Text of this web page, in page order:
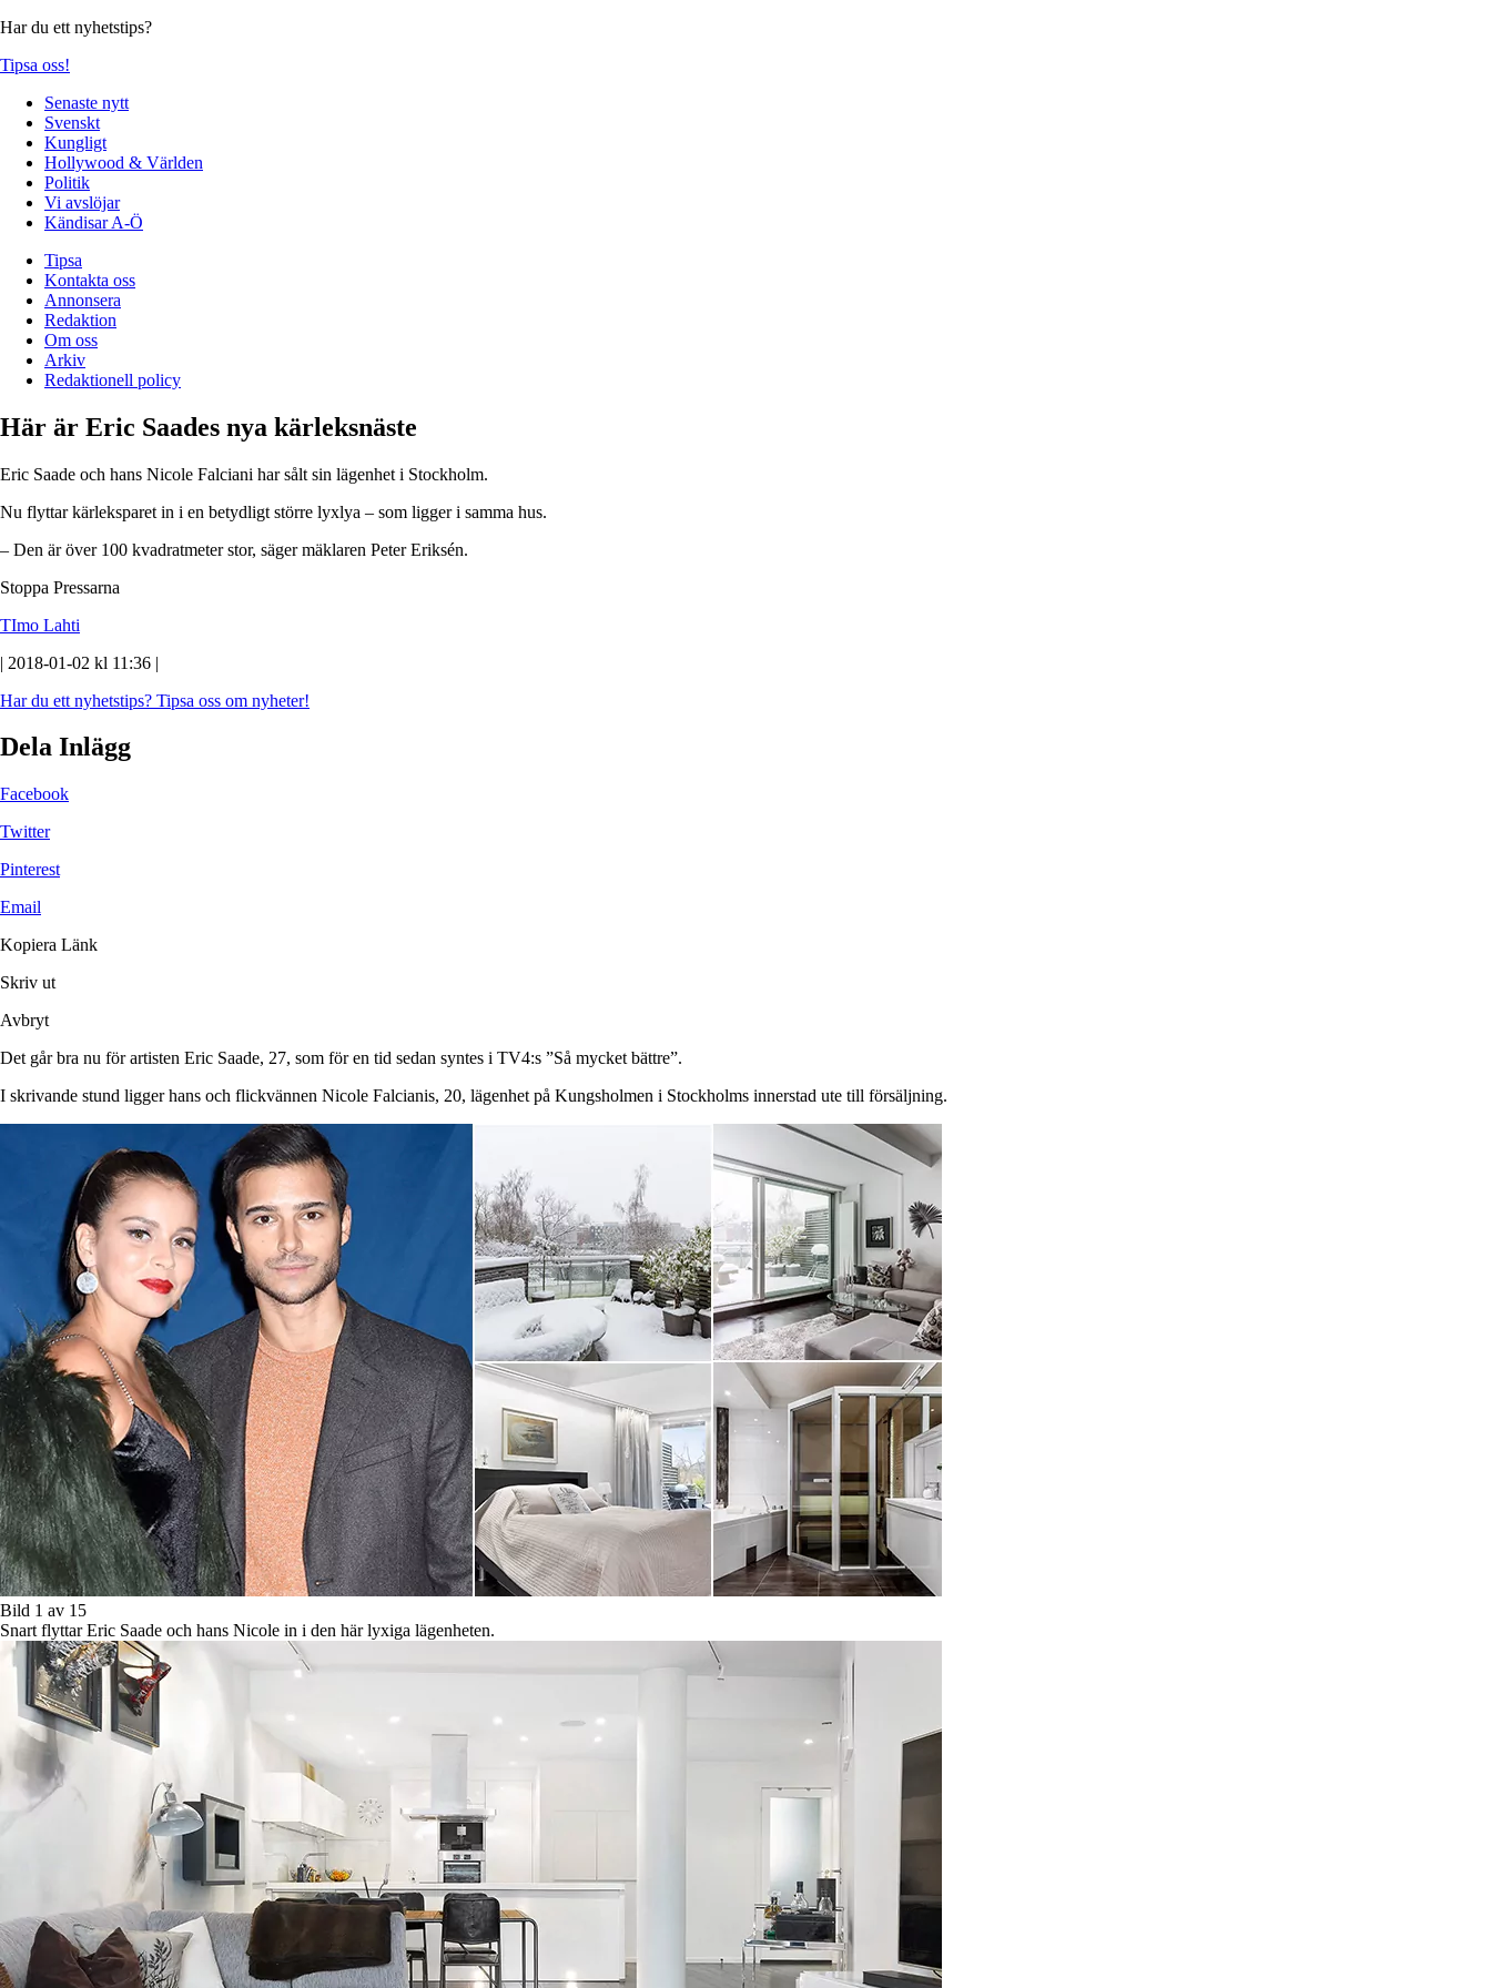
Har du ett nyhetstips?
Tipsa oss!
Senaste nytt
Svenskt
Kungligt
Hollywood & Världen
Politik
Vi avslöjar
Kändisar A-Ö
Tipsa
Kontakta oss
Annonsera
Redaktion
Om oss
Arkiv
Redaktionell policy
Här är Eric Saades nya kärleksnäste
Eric Saade och hans Nicole Falciani har sålt sin lägenhet i Stockholm.
Nu flyttar kärleksparet in i en betydligt större lyxlya – som ligger i samma hus.
– Den är över 100 kvadratmeter stor, säger mäklaren Peter Eriksén.
Stoppa Pressarna
TImo Lahti
| 2018-01-02 kl 11:36 |
Har du ett nyhetstips? Tipsa oss om nyheter!
Dela Inlägg
Facebook
Twitter
Pinterest
Email
Kopiera Länk
Skriv ut
Avbryt
Det går bra nu för artisten Eric Saade, 27, som för en tid sedan syntes i TV4:s ”Så mycket bättre”.
I skrivande stund ligger hans och flickvännen Nicole Falcianis, 20, lägenhet på Kungsholmen i Stockholms innerstad ute till försäljning.
Bild 1 av 15
Snart flyttar Eric Saade och hans Nicole in i den här lyxiga lägenheten.